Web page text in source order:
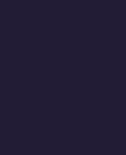
cuál es el punto de
de carga más
si están en un
a la que están.